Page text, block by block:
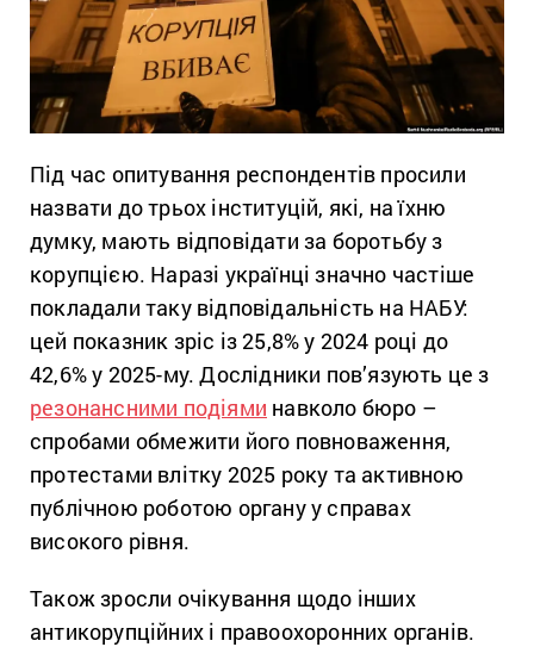
Під час опитування респондентів просили
назвати до трьох інституцій, які, на їхню
думку, мають відповідати за боротьбу з
корупцією. Наразі українці значно частіше
покладали таку відповідальність на НАБУ:
цей показник зріс із 25,8% у 2024 році до
42,6% у 2025-му. Дослідники пов’язують це з
резонансними подіями навколо бюро –
спробами обмежити його повноваження,
протестами влітку 2025 року та активною
публічною роботою органу у справах
високого рівня.
Також зросли очікування щодо інших
антикорупційних і правоохоронних органів.